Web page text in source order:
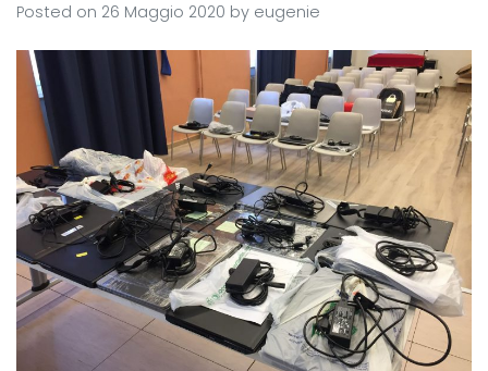
Posted on 26 Maggio 2020 by eugenie